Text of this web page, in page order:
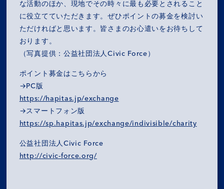
SERVICES
RECRUIT
NEWS
OZ MEDIA
な活動のほか、現地でその時々に最も必要とされること
に役立てていただきます。ぜひポイントの募金を検討い
ただければと思います。皆さまのお心遣いをお待ちして
おります。
（写真提供：公益社団法人Civic Force）
ポイント募金はこちらから
→PC版
https://hapitas.jp/exchange
→スマートフォン版
https://sp.hapitas.jp/exchange/indivisible/charity
公益社団法人Civic Force
http://civic-force.org/